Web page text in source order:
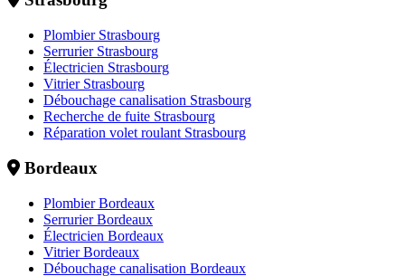
Plombier Strasbourg
Serrurier Strasbourg
Électricien Strasbourg
Vitrier Strasbourg
Débouchage canalisation Strasbourg
Recherche de fuite Strasbourg
Réparation volet roulant Strasbourg
Bordeaux
Plombier Bordeaux
Serrurier Bordeaux
Électricien Bordeaux
Vitrier Bordeaux
Débouchage canalisation Bordeaux